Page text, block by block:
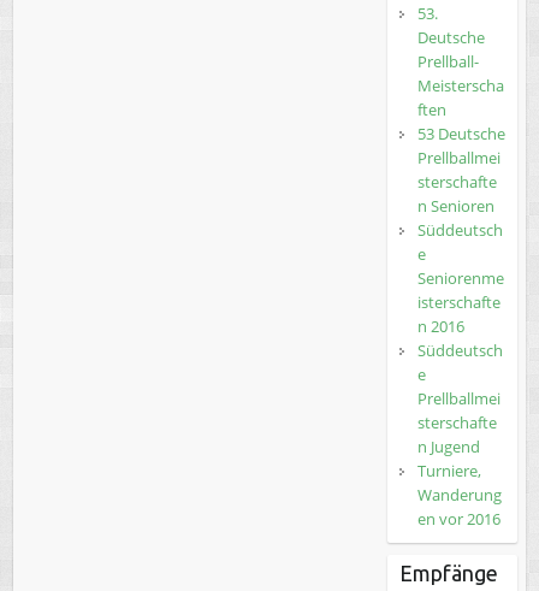
53.
Deutsche
Prellball-
Meisterscha
ften
53 Deutsche
Prellballmei
sterschafte
n Senioren
Süddeutsch
e
Seniorenme
isterschafte
n 2016
Süddeutsch
e
Prellballmei
sterschafte
n Jugend
Turniere,
Wanderung
en vor 2016
Empfänge